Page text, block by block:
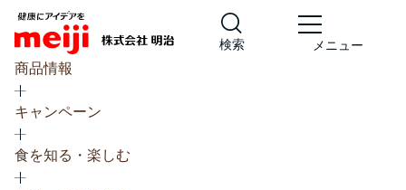
検索 メニュー
商品情報
キャンペーン
食を知る・楽しむ